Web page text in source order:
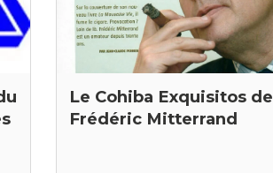
Le Cohiba Exquisitos de
Frédéric Mitterrand